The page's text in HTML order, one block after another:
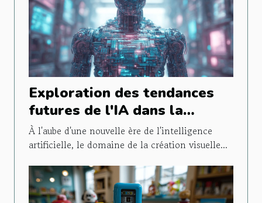
Exploration des tendances
futures de l'IA dans la
création visuelle d'entreprise
À l'aube d'une nouvelle ère de l'intelligence
artificielle, le domaine de la création visuelle...